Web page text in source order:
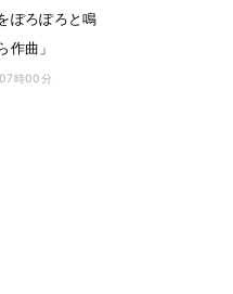
ぽろぽろと鳴
作曲」
時00分